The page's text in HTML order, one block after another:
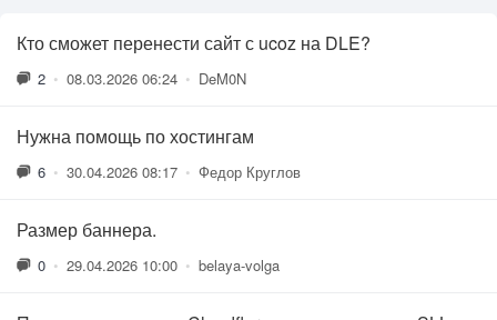
Кто сможет перенести сайт с ucoz на DLE?
2 • 08.03.2026 06:24 • DeM0N
Нужна помощь по хостингам
6 • 30.04.2026 08:17 • Федор Круглов
Размер баннера.
0 • 29.04.2026 10:00 • belaya-volga